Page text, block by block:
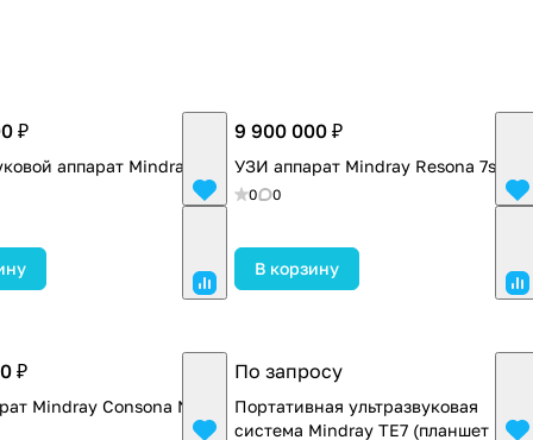
₽
аппарат Mindray
9 900 000 ₽
УЗИ аппарат Mindray Resona 7s
0 0
В корзину
₽
Mindray Consona N7
По запросу
Портативная ультразвуковая
система Mindray TE7 (планшет